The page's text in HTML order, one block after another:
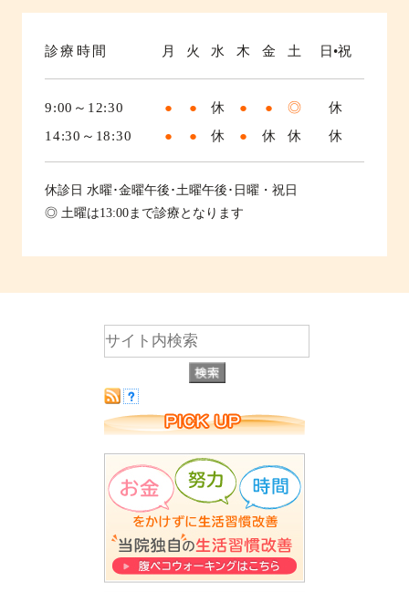
診療時間 月 火 水 木 金 土 日•祝
9:00～12:30 ● ● 休 ● ● ◎
休
14:30～18:30
● ● 休 ● 休 休 休
休診日 水曜･金曜午後･土曜午後･日曜・祝日
◎ 土曜は13:00まで診療となります